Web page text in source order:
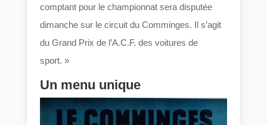
comptant pour le championnat sera disputée
dimanche sur le circuit du Comminges. Il s’agit
du Grand Prix de l’A.C.F. des voitures de
sport. »
Un menu unique